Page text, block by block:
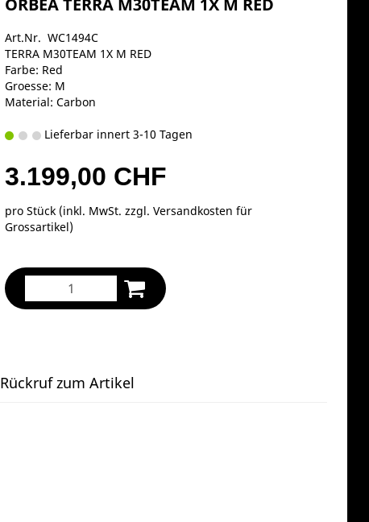
Art.Nr. WC1494C
TERRA M30TEAM 1X M RED
Farbe: Red
Groesse: M
Material: Carbon
Lieferbar innert 3-10 Tagen
3.199,00 CHF
pro Stück (inkl. MwSt. zzgl.Versandkosten für
Grossartikel)
Rückruf zum Artikel